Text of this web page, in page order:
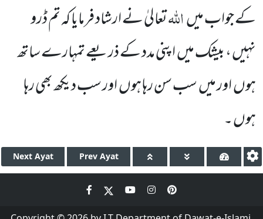
کے جواب میںاللہتعالیٰ نے ارشاد فرمایا کہ تم ڈرو
نہیں ، بیشک میںاپنی مدد کے ذریعے تمہارے ساتھ
ہوںاور میںسب سن رہا ہوںاور سبدیکھ بھی رہا
ہوں ۔
Next Ayat Prev Ayat